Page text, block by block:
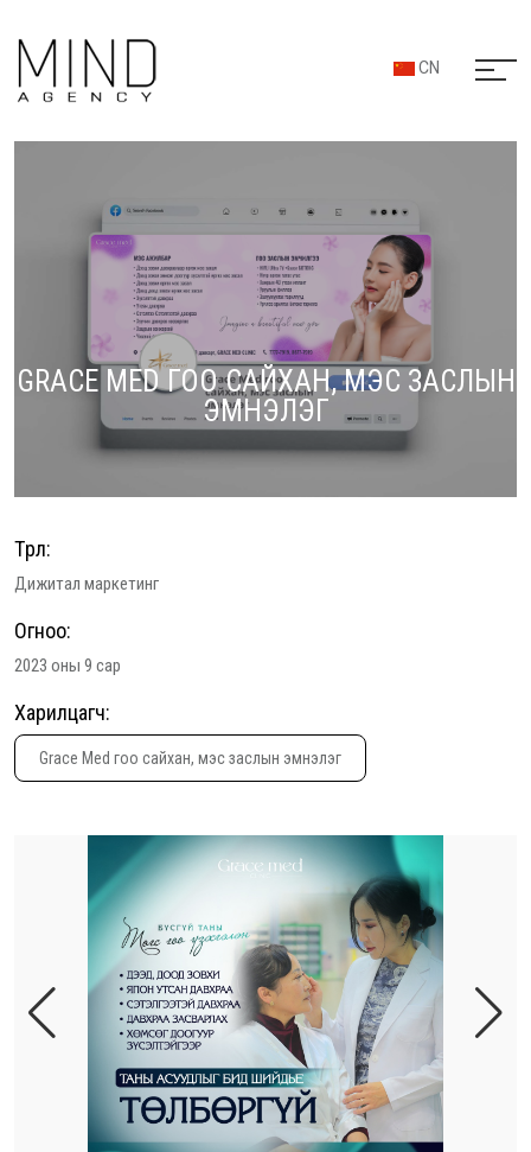
CN
GRACE MED ГОО САЙХАН, МЭС ЗАСЛЫН
ЭМНЭЛЭГ
Төрөл:
Дижитал маркетинг
Огноо:
2023 оны 9 сар
Харилцагч:
Grace Med гоо сайхан, мэс заслын эмнэлэг